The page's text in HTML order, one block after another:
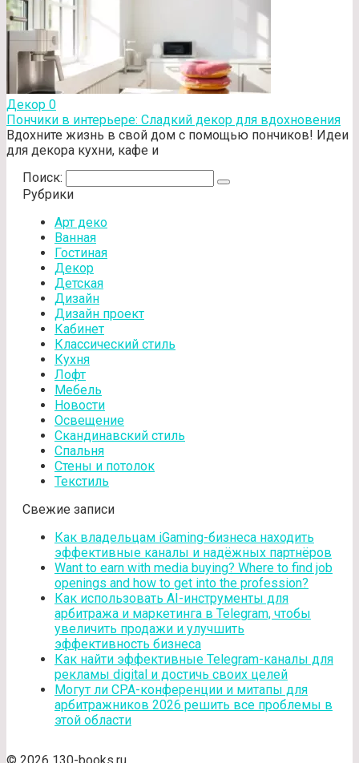
Декор 0
Пончики в интерьере: Сладкий декор для вдохновения
Вдохните жизнь в свой дом с помощью пончиков! Идеи
для декора кухни, кафе и
Поиск:
Рубрики
Арт деко
Ванная
Гостиная
Декор
Детская
Дизайн
Дизайн проект
Кабинет
Классический стиль
Кухня
Лофт
Мебель
Новости
Освещение
Скандинавский стиль
Спальня
Стены и потолок
Текстиль
Свежие записи
Как владельцам iGaming-бизнеса находить
эффективные каналы и надёжных партнёров
Want to earn with media buying? Where to find job
openings and how to get into the profession?
Как использовать AI-инструменты для
арбитража и маркетинга в Telegram, чтобы
увеличить продажи и улучшить
эффективность бизнеса
Как найти эффективные Telegram-каналы для
рекламы digital и достичь своих целей
Могут ли CPA-конференции и митапы для
арбитражников 2026 решить все проблемы в
этой области